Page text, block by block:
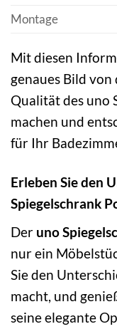
Montage
Mit diesen
genaues Bild
Qualität des uno
machen und
für Ihr
Erleben Sie den
Spiegelschrank
Der uno
nur ein
Sie den
macht, und
seine elegante